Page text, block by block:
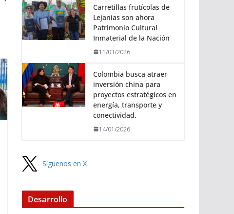
Carretillas frutícolas de
Lejanías son ahora
Patrimonio Cultural
Inmaterial de la Nación
11/03/2026
Colombia busca atraer
inversión china para
proyectos estratégicos en
energía, transporte y
conectividad.
14/01/2026
Síguenos en X
Desarrollo